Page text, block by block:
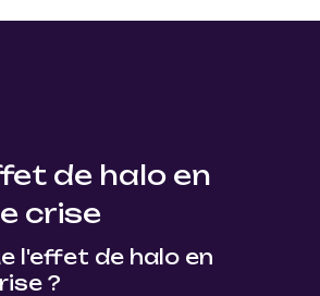
de halo en
crise
l'effet de halo en
?